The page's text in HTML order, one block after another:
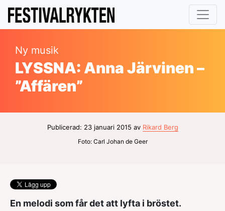
Ny musik
LYSSNA: Anna Järvinen –
”Affären”
Publicerad: 23 januari 2015 av Rikard Berg
Foto: Carl Johan de Geer
En melodi som får det att lyfta i bröstet.